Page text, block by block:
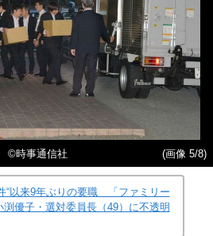
©時事通信社 (画像 5/8)
“以来9年ぶりの要職 「ファミリー
優子・選対委員長（49）に不透明